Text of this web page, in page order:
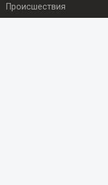
Происшествия